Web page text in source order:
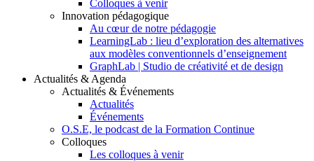
Colloques à venir
Innovation pédagogique
Au cœur de notre pédagogie
LearningLab : lieu d’exploration des alternatives
aux modèles conventionnels d’enseignement
GraphLab | Studio de créativité et de design
Actualités & Agenda
Actualités & Événements
Actualités
Événements
O.S.E, le podcast de la Formation Continue
Colloques
Les colloques à venir